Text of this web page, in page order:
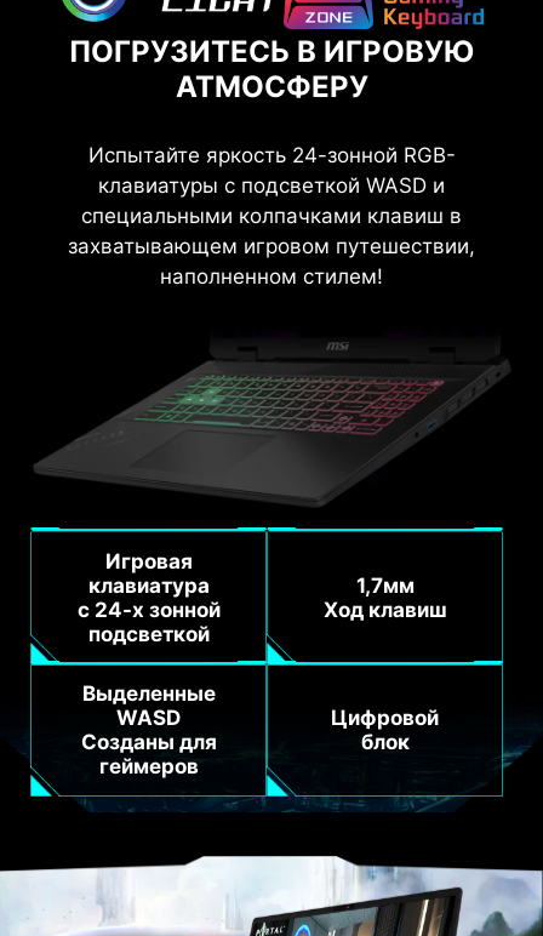
ПОГРУЗИТЕСЬ В ИГРОВУЮ
АТМОСФЕРУ
Испытайте яркость 24-зонной RGB-
клавиатуры с подсветкой WASD и
специальными колпачками клавиш в
захватывающем игровом путешествии,
наполненном стилем!
Игровая
клавиатура
с 24-х зонной
подсветкой
1,7мм
Ход клавиш
Выделенные
WASD
Созданы для
геймеров
Цифровой
блок